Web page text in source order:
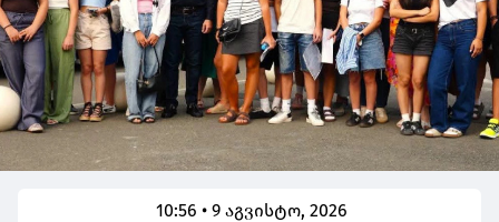
10:56 • 9 აგვისტო, 2026